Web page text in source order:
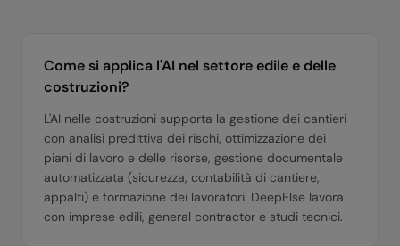
Come si applica l'AI nel settore edile e delle
costruzioni?
L'AI nelle costruzioni supporta la gestione dei cantieri
con analisi predittiva dei rischi, ottimizzazione dei
piani di lavoro e delle risorse, gestione documentale
automatizzata (sicurezza, contabilità di cantiere,
appalti) e formazione dei lavoratori. DeepElse lavora
con imprese edili, general contractor e studi tecnici.